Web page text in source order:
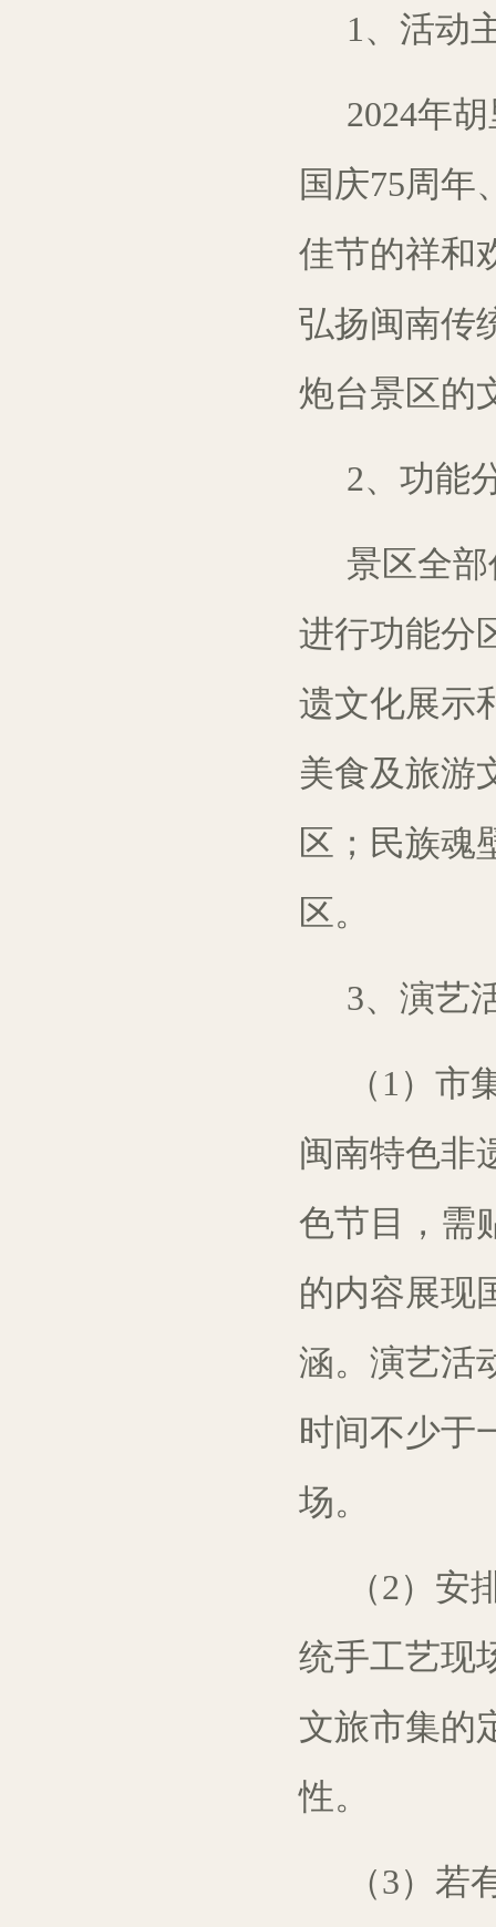
1、活动
2024年
国 庆75周年
佳节的祥和
弘扬闽南传
炮台景区 的
2、 功能
景 区全部
进行功能分
遗文化展示
美食及旅游
区 ； 民族魂
区 。
3、演艺
（1） 市
闽南特色非
色节目，需
的内容展现
涵。 演艺活
时间不少于
场。
（2） 安
统手工艺现
文旅市集的
性。
（3）若